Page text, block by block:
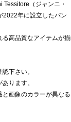
（ジャンニ・
2022年に設立したパン
る高品質なアイテムが揃
下さい。
ります。
画像のカラーが異なる